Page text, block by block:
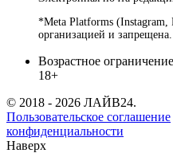
*Meta Platforms (Instagram,
организацией и запрещена.
Возрастное
18+
© 2018 - 2026 ЛАЙВ24.
Пользовательское соглашение
конфиденциальности
Наверх